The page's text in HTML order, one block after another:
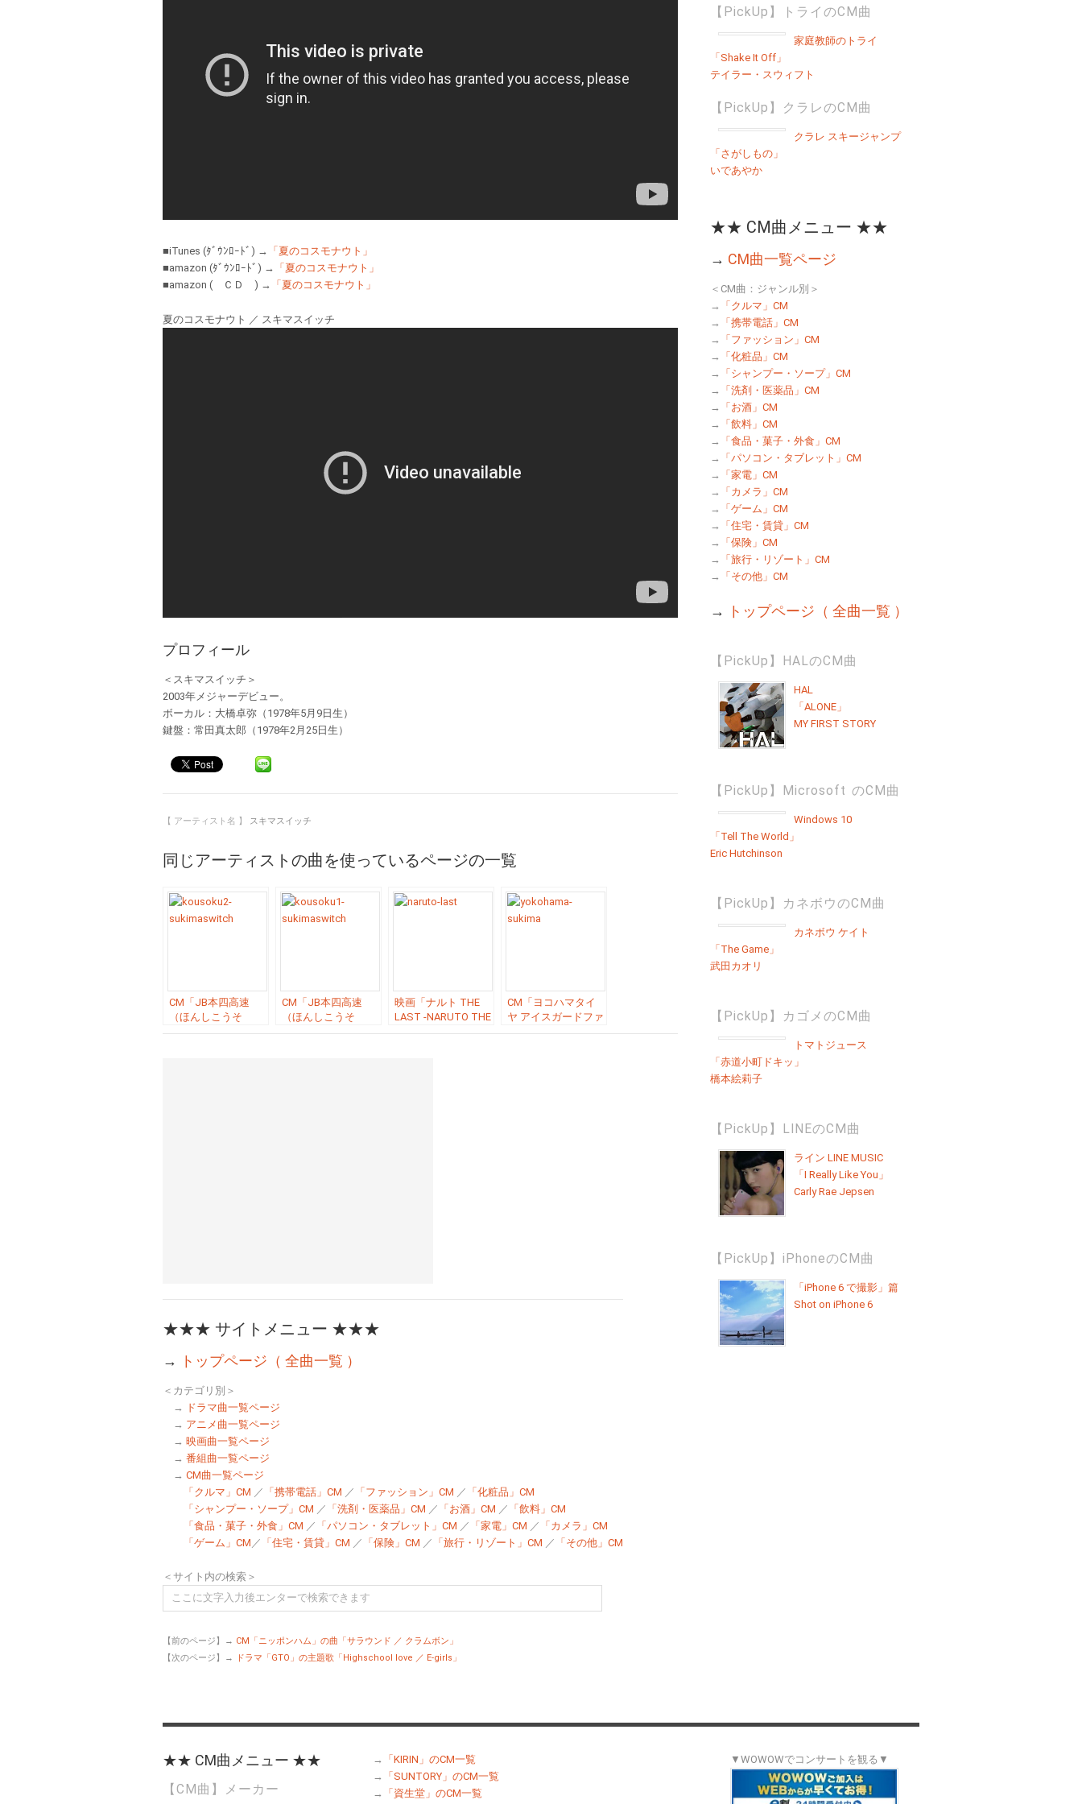
■iTunes (ﾀﾞｳﾝﾛｰﾄﾞ) → 「夏のコスモナウト」
■amazon (ﾀﾞｳﾝﾛｰﾄﾞ) → 「夏のコスモナウト」
■amazon ( ＣＤ ) → 「夏のコスモナウト」
夏のコスモナウト ／ スキマスイッチ
プロフィール
＜スキマスイッチ＞
2003年メジャーデビュー。
ボーカル：大橋卓弥（1978年5月9日生）
鍵盤：常田真太郎（1978年2月25日生）
【 アーティスト名 】 スキマスイッチ
同じアーティストの曲を使っているページの一覧
CM「JB本四高速
（ほんしこうそ
く）」の曲「ありが
CM「JB本四高速
（ほんしこうそ
く）」の曲「トラベ
映画「ナルト THE
LAST -NARUTO THE
MOVIE-」の主題歌
CM「ヨコハマタイ
ヤ アイスガードファ
イブ」の曲「パラボ
★★★ サイトメニュー ★★★
→ トップページ（ 全曲一覧 ）
＜カテゴリ別＞
→
ドラマ曲一覧ページ
→ アニメ曲一覧ページ
→ 映画曲一覧ページ
→ 番組曲一覧ページ
→ CM曲一覧ページ
「クルマ」CM ／ 「携帯電話」CM ／ 「ファッション」CM ／ 「化粧品」CM
「シャンプー・ソープ」CM ／ 「洗剤・医薬品」CM ／ 「お酒」CM ／ 「飲料」CM
「食品・菓子・外食」CM ／ 「パソコン・タブレット」CM ／ 「家電」CM ／ 「カメラ」CM
「ゲーム」CM ／ 「住宅・賃貸」CM ／ 「保険」CM ／ 「旅行・リゾート」CM ／ 「その他」CM
＜サイト内の検索＞
【前のページ】→ CM「ニッポンハム」の曲「サラウンド ／ クラムボン」
【次のページ】→
ドラマ「GTO」の主題歌「Highschool love ／ E-girls」
【PickUp】トライのCM曲
家庭教師のトライ
「Shake It Off」
テイラー・スウィフト
【PickUp】クラレのCM曲
クラレ スキージャンプ
「さがしもの」
いであやか
★★ CM曲メニュー ★★
→ CM曲一覧ページ
＜CM曲：ジャンル別＞
→
「クルマ」CM
→
「携帯電話」CM
→
「ファッション」CM
→
「化粧品」CM
→
「シャンプー・ソープ」CM
→
「洗剤・医薬品」CM
→
「お酒」CM
→
「飲料」CM
→
「食品・菓子・外食」CM
→
「パソコン・タブレット」CM
→
「家電」CM
→
「カメラ」CM
→
「ゲーム」CM
→
「住宅・賃貸」CM
→
「保険」CM
→
「旅行・リゾート」CM
→
「その他」CM
→ トップページ（ 全曲一覧 ）
【PickUp】HALのCM曲
HAL
「ALONE」
MY FIRST STORY
【PickUp】Microsoft のCM曲
Windows 10
「Tell The World」
Eric Hutchinson
【PickUp】カネボウのCM曲
カネボウ ケイト
「The Game」
武田カオリ
【PickUp】カゴメのCM曲
トマトジュース
「赤道小町ドキッ」
橋本絵莉子
【PickUp】LINEのCM曲
ライン LINE MUSIC
「I Really Like You」
Carly Rae Jepsen
【PickUp】iPhoneのCM曲
「iPhone 6 で撮影」篇
Shot on iPhone 6
★★ CM曲メニュー ★★
【CM曲】メーカー
→
「KIRIN」のCM一覧
→
「SUNTORY」のCM一覧
→
「資生堂」のCM一覧
▼WOWOWでコンサートを観る▼